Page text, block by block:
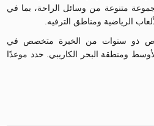
متنوعة من وسائل الراحة، بما في
الرياضية ومناطق الترفيه.
ذو سنوات من الخبرة متخصص في
ومنطقة البحر الكاريبي. حدد موعدًا